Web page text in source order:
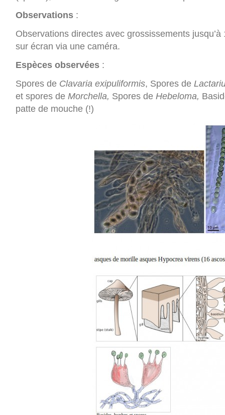
Observations :
Observations directes avec grossissements
sur écran via une caméra.
Espèces observées :
Spores de Clavaria exipuliformis, Spores de
et spores de Morchella, Spores de Hebeloma,
patte de mouche (!)